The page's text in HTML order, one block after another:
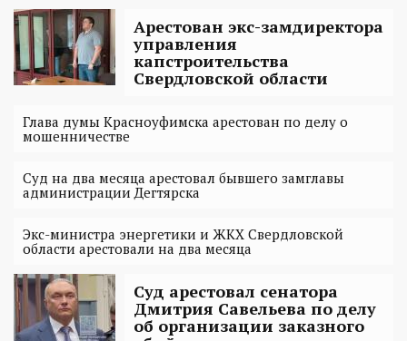
Арестован экс-замдиректора
управления
капстроительства
Свердловской области
Глава думы Красноуфимска арестован по делу о
мошенничестве
Суд на два месяца арестовал бывшего замглавы
администрации Дегтярска
Экс-министра энергетики и ЖКХ Свердловской
области арестовали на два месяца
Суд арестовал сенатора
Дмитрия Савельева по делу
об организации заказного